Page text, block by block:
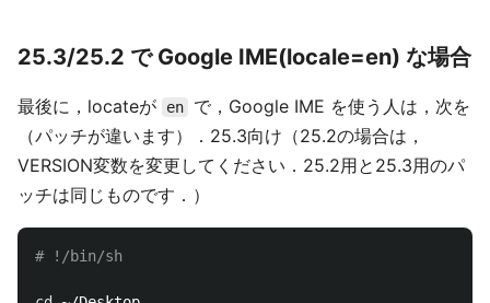
25.3/25.2 で Google IME(locale=en) な場合
最後に，locateが en
で，Google IME を使う人は，次を
（パッチが違います）．25.3向け（25.2の場合は，
VERSION変数を変更してください．25.2用と25.3用のパ
ッチは同じものです．）
# !/bin/sh